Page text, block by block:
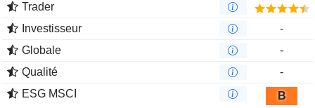
Trader
Investisseur
-
Globale
-
Qualité
-
ESG MSCI
B